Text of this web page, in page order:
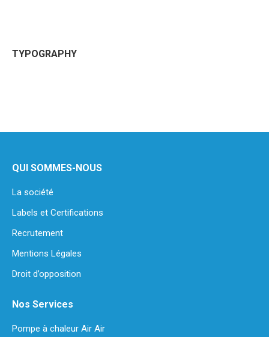
TYPOGRAPHY
QUI SOMMES-NOUS
La société
Labels et Certifications
Recrutement
Mentions Légales
Droit d’opposition
Nos Services
Pompe à chaleur Air Air